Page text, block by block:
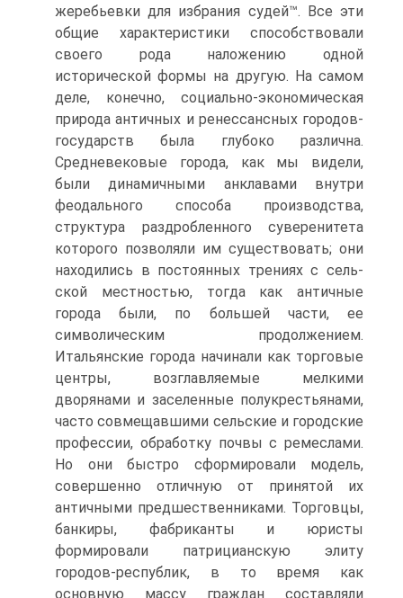
жеребьевки для из­брания судей™. Все эти
общие характеристики способствовали
своего рода наложению одной
исторической формы на другую. На самом
деле, конечно, социально-экономическая
природа античных и ренессансных городов-
государств была глубоко различна.
Средневековые города, как мы видели,
были динамичными анклавами внутри
феодального спосо­ба производства,
структура раздробленного суверенитета
которого по­зволяли им существовать; они
находились в постоянных трениях с сель­
ской местностью, тогда как античные
города были, по большей части, ее
символическим продолжением.
Итальянские города начинали как тор­говые
центры, возглавляемые мелкими
дворянами и заселенные полу­крестьянами,
часто совмещавшими сельские и городские
профессии, обработку почвы с ремеслами.
Но они быстро сформировали модель,
совершенно отличную от принятой их
античными предшественниками. Торговцы,
банкиры, фабриканты и юристы
формировали патрициан­скую элиту
городов-республик, в то время как
основную массу граждан составляли